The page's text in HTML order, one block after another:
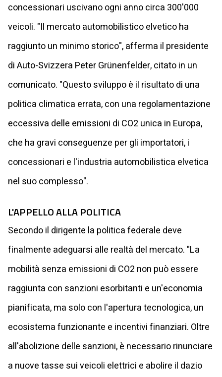
concessionari uscivano ogni anno circa 300'000
veicoli. "Il mercato automobilistico elvetico ha
raggiunto un minimo storico", afferma il presidente
di Auto-Svizzera Peter Grünenfelder, citato in un
comunicato. "Questo sviluppo è il risultato di una
politica climatica errata, con una regolamentazione
eccessiva delle emissioni di CO2 unica in Europa,
che ha gravi conseguenze per gli importatori, i
concessionari e l'industria automobilistica elvetica
nel suo complesso".
L'APPELLO ALLA POLITICA
Secondo il dirigente la politica federale deve
finalmente adeguarsi alle realtà del mercato. "La
mobilità senza emissioni di CO2 non può essere
raggiunta con sanzioni esorbitanti e un'economia
pianificata, ma solo con l'apertura tecnologica, un
ecosistema funzionante e incentivi finanziari. Oltre
all'abolizione delle sanzioni, è necessario rinunciare
a nuove tasse sui veicoli elettrici e abolire il dazio